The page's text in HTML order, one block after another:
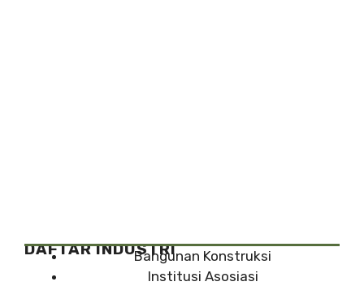
DAFTAR INDUSTRIBangunan Konstruksi
Institusi Asosiasi